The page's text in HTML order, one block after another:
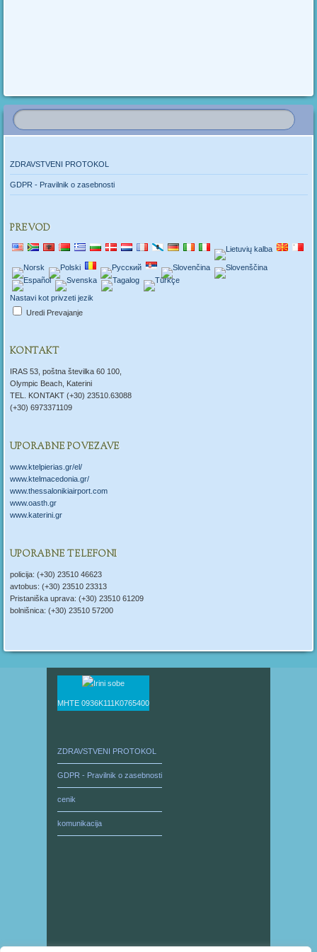
ZDRAVSTVENI PROTOKOL
GDPR - Pravilnik o zasebnosti
PREVOD
Nastavi kot privzeti jezik
Uredi Prevajanje
KONTAKT
IRAS 53, poštna številka 60 100,
Olympic Beach, Katerini
TEL. KONTAKT (+30) 23510.63088
(+30) 6973371109
UPORABNE POVEZAVE
www.ktelpierias.gr/el/
www.ktelmacedonia.gr/
www.thessalonikiairport.com
www.oasth.gr
www.katerini.gr
UPORABNE TELEFONI
policija: (+30) 23510 46623
avtobus: (+30) 23510 23313
Pristaniška uprava: (+30) 23510 61209
bolnišnica: (+30) 23510 57200
ΜΗΤΕ 0936Κ111Κ0765400
ZDRAVSTVENI PROTOKOL
GDPR - Pravilnik o zasebnosti
cenik
komunikacija